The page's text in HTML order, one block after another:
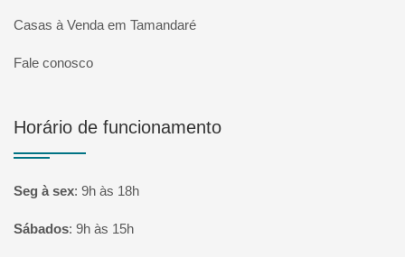
Casas à Venda em Tamandaré
Fale conosco
Horário de funcionamento
Seg à sex: 9h às 18h
Sábados: 9h às 15h